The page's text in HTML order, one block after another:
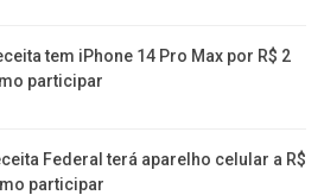
tem iPhone 14 Pro Max por R$ 2
participar
Federal terá aparelho celular a R$
participar